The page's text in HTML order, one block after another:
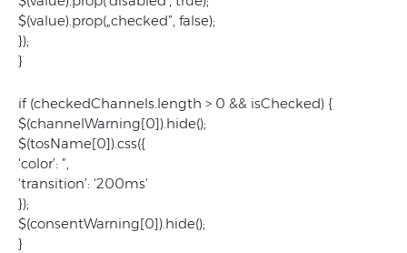
$(value).prop(„checked”, false);
});
}
if (checkedChannels.length > 0 && isChecked) {
$(channelWarning[0]).hide();
$(tosName[0]).css({
'color’: ”,
'transition’: '200ms’
});
$(consentWarning[0]).hide();
}